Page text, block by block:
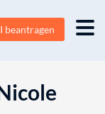
beantragen